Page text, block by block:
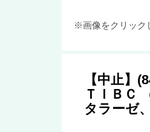
※画像をクリック
【中止】
ＴＩＢＣ
タラーゼ